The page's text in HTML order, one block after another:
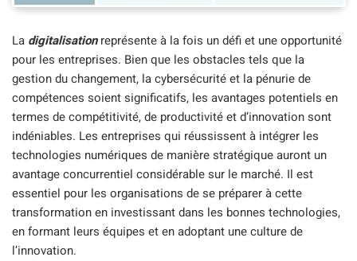
La digitalisationreprésente à la fois un défi et une opportunité
pour les entreprises. Bien que les obstacles tels que la
gestion du changement, la cybersécurité et la pénurie de
compétences soient significatifs, les avantages potentiels en
termes de compétitivité, de productivité et d’innovation sont
indéniables. Les entreprises qui réussissent à intégrer les
technologies numériques de manière stratégique auront un
avantage concurrentiel considérable sur le marché. Il est
essentiel pour les organisations de se préparer à cette
transformation en investissant dans les bonnes technologies,
en formant leurs équipes et en adoptant une culture de
l’innovation.